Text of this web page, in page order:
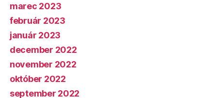
marec 2023
február 2023
január 2023
december 2022
november 2022
október 2022
september 2022